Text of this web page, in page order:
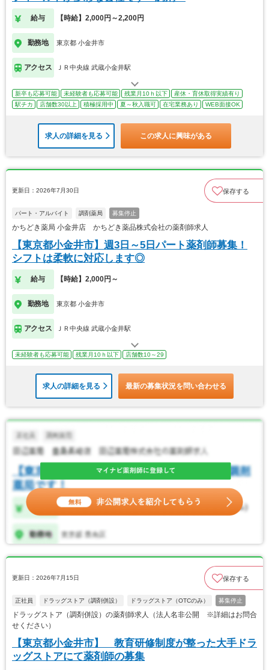
給与 【時給】2,000円～2,200円
勤務地 東京都 小金井市
アクセス ＪＲ中央線 武蔵小金井駅
新卒も応募可能 未経験者も応募可能 残業月10ｈ以下
産休・育休取得実績有り
駅チカ
店舗数30以上 積極採用中 夏～秋入職可 在宅業務あり WEB面接OK
求人の詳細を見る この求人に興味がある
更新日：2026年7月30日 保存する
パート・アルバイト 調剤薬局 募集停止
かちどき薬局 小金井店 かちどき薬品株式会社の薬剤師求人
【東京都小金井市】週3日～5日パート薬剤師募集！
シフトは柔軟に対応します◎
給与 【時給】2,000円～
勤務地 東京都 小金井市
アクセス ＪＲ中央線 武蔵小金井駅
未経験者も応募可能 残業月10ｈ以下 店舗数10～29
求人の詳細を見る 最新の募集状況を問い合わせる
更新日：2026年7月15日 保存する
正社員 ドラッグストア（調剤併設） ドラッグストア（OTCのみ） 募集停止
ドラッグストア（調剤併設）の薬剤師求人（法人名非公開 ※詳細はお問合
せください）
【東京都小金井市】 教育研修制度が整った大手ドラ
ッグストアにて薬剤師の募集